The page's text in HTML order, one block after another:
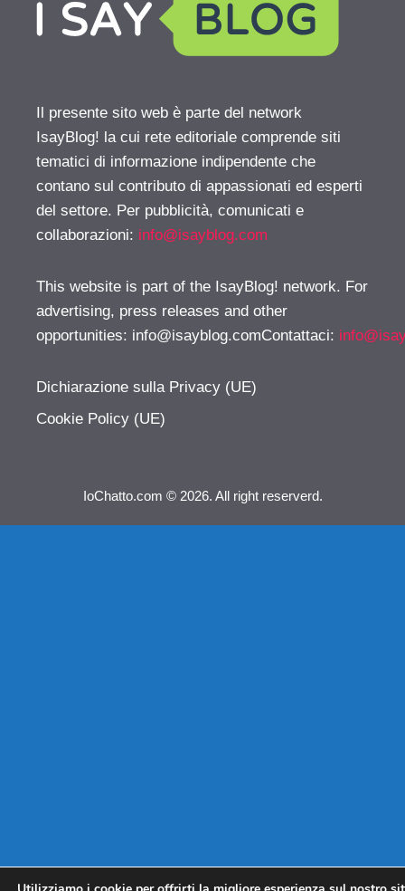
Il presente sito web è parte del network
IsayBlog! la cui rete editoriale comprende siti
tematici di informazione indipendente che
contano sul contributo di appassionati ed esperti
del settore. Per pubblicità, comunicati e
collaborazioni: info@isayblog.com
This website is part of the IsayBlog! network. For
advertising, press releases and other
opportunities: info@isayblog.comContattaci:
Dichiarazione sulla Privacy (UE)
Cookie Policy (UE)
IoChatto.com © 2026. All right reserverd.